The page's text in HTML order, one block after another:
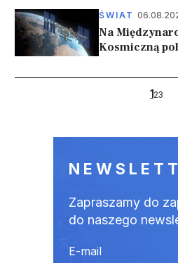
ŚWIAT
Na
Kosmiczną
123
Zapraszamy do
do naszego
E-mail